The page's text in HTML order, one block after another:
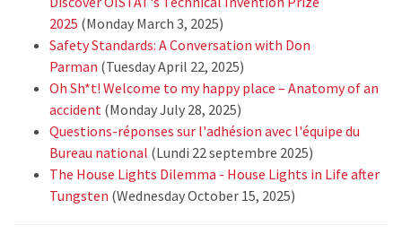
2025 (Monday March 3, 2025)
Safety Standards: A Conversation with Don
Parman (Tuesday April 22, 2025)
Oh Sh*t! Welcome to my happy place – Anatomy of an
accident (Monday July 28, 2025)
Questions-réponses sur l'adhésion avec l'équipe du
Bureau national (Lundi 22 septembre 2025)
The House Lights Dilemma - House Lights in Life after
Tungsten (Wednesday October 15, 2025)